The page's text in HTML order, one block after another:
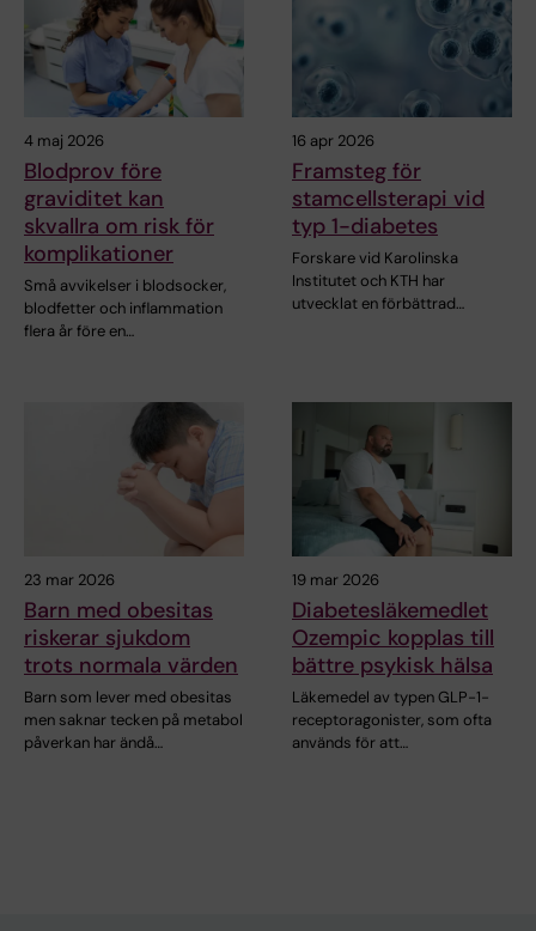
4 maj 2026
Blodprov före
graviditet kan
skvallra om risk för
komplikationer
Små avvikelser i blodsocker,
blodfetter och inflammation
flera år före en…
16 apr 2026
Framsteg för
stamcellsterapi vid
typ 1-diabetes
Forskare vid Karolinska
Institutet och KTH har
utvecklat en förbättrad…
23 mar 2026
Barn med obesitas
riskerar sjukdom
trots normala värden
Barn som lever med obesitas
men saknar tecken på metabol
påverkan har ändå…
19 mar 2026
Diabetesläkemedlet
Ozempic kopplas till
bättre psykisk hälsa
Läkemedel av typen GLP-1-
receptoragonister, som ofta
används för att…